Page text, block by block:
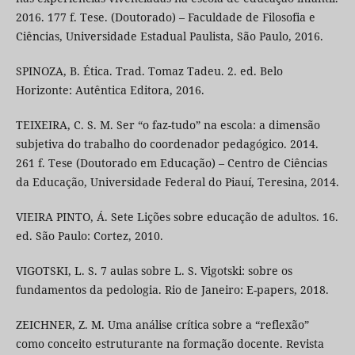
2016. 177 f. Tese. (Doutorado) – Faculdade de Filosofia e
Ciências, Universidade Estadual Paulista, São Paulo, 2016.
SPINOZA, B. Ética. Trad. Tomaz Tadeu. 2. ed. Belo
Horizonte: Autêntica Editora, 2016.
TEIXEIRA, C. S. M. Ser “o faz-tudo” na escola: a dimensão
subjetiva do trabalho do coordenador pedagógico. 2014.
261 f. Tese (Doutorado em Educação) – Centro de Ciências
da Educação, Universidade Federal do Piauí, Teresina, 2014.
VIEIRA PINTO, Á. Sete Lições sobre educação de adultos. 16.
ed. São Paulo: Cortez, 2010.
VIGOTSKI, L. S. 7 aulas sobre L. S. Vigotski: sobre os
fundamentos da pedologia. Rio de Janeiro: E-papers, 2018.
ZEICHNER, Z. M. Uma análise crítica sobre a “reflexão”
como conceito estruturante na formação docente. Revista